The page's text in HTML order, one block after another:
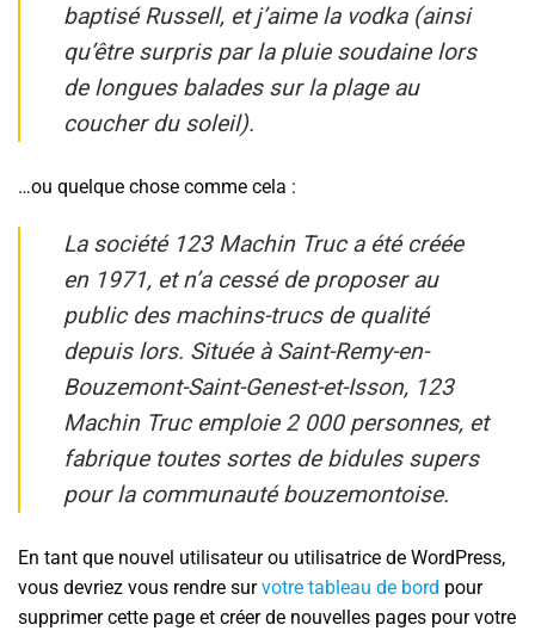
baptisé Russell, et j’aime la vodka (ainsi
qu’être surpris par la pluie soudaine lors
de longues balades sur la plage au
coucher du soleil).
…ou quelque chose comme cela :
La société 123 Machin Truc a été créée
en 1971, et n’a cessé de proposer au
public des machins-trucs de qualité
depuis lors. Située à Saint-Remy-en-
Bouzemont-Saint-Genest-et-Isson, 123
Machin Truc emploie 2 000 personnes, et
fabrique toutes sortes de bidules supers
pour la communauté bouzemontoise.
En tant que nouvel utilisateur ou utilisatrice de WordPress,
vous devriez vous rendre survotre tableau de bord pour
supprimer cette page et créer de nouvelles pages pour votre